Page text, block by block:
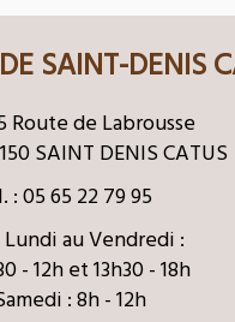
SAINT-DENIS
de Labrousse
SAINT DENIS CATUS
: 05 65 22 79 95
Lundi au Vendredi :
12h et 13h30 - 18h
: 8h - 12h